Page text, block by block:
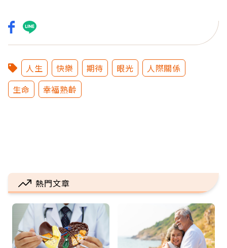
人生 快樂 期待 眼光
人際關係
生命
幸福熟齡
熱門文章